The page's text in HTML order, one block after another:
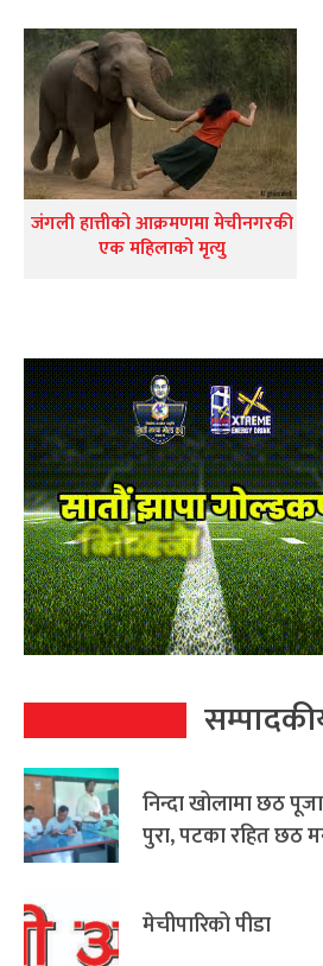
जंगली हात्तीको आक्रमणमा मेचीनगरकी
एक महिलाको मृत्यु
निन्दा खोलामा छठ
पुरा, पटका रहित छठ
मेचीपारिको पीडा